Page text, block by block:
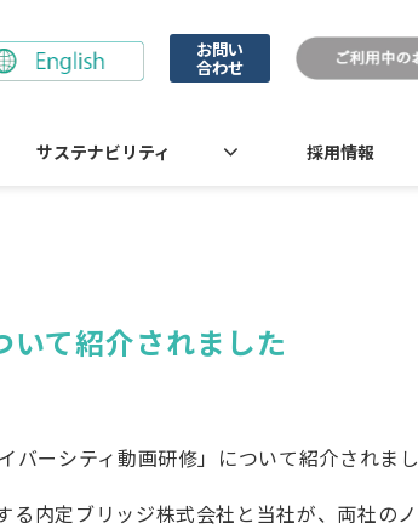
お問い
合わせ
サステナビリティ 採用情報
て紹介されました
ーシティ動画研修」について紹介されまし
る内定ブリッジ株式会社と当社が、両社の